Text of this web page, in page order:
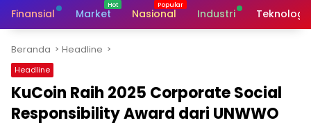
Finansial Market Nasional Industri Teknologi
Beranda Headline
Headline
KuCoin Raih 2025 Corporate Social
Responsibility Award dari UNWWO